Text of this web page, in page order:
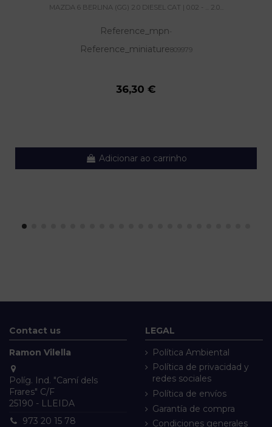
MAZDA 6 BERLINA (GG) 2.0 DIESEL CAT | 0.02 - ... 2.0...
Reference_mpn-
Reference_miniature809979
36,30 €
Adicionar ao carrinho
Contact us
Ramon Vilella
Políg. Ind. "Camí dels
Frares" C/F
25190 - LLEIDA
973 20 15 78
LEGAL
Política Ambiental
Política de privacidad y
redes sociales
Política de envíos
Garantía de compra
Condiciones generales